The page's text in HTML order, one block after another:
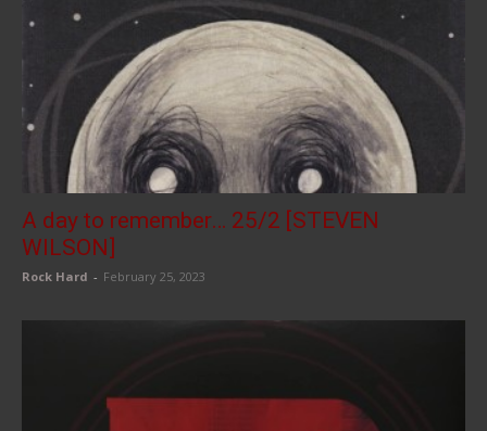
A day to remember… 25/2 [STEVEN
WILSON]
Rock Hard - February 25, 2023